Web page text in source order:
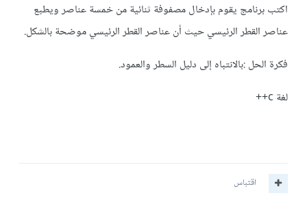
اكتب برنامج يقوم بإدخال مصفوفة ثنائية من خمسة عناصر ويطبع
عناصر القطر الرئيسي حيث أن عناصر القطر الرئيسي موضحة بالشكل.
فكرة الحل :بالانتباه إلى دليل السطر والعمود.
لغة c++
اقتباس